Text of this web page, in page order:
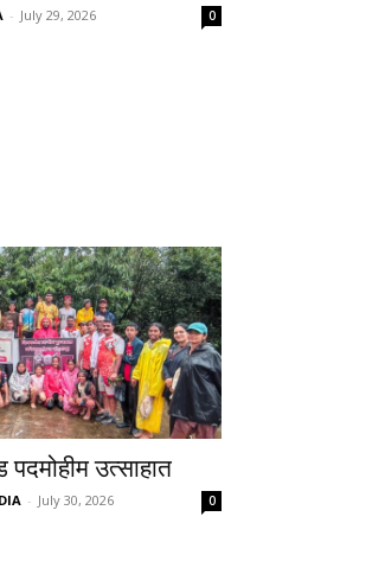
- July 29, 2026 0
पदमोहीम उत्साहात
- July 30, 2026 0